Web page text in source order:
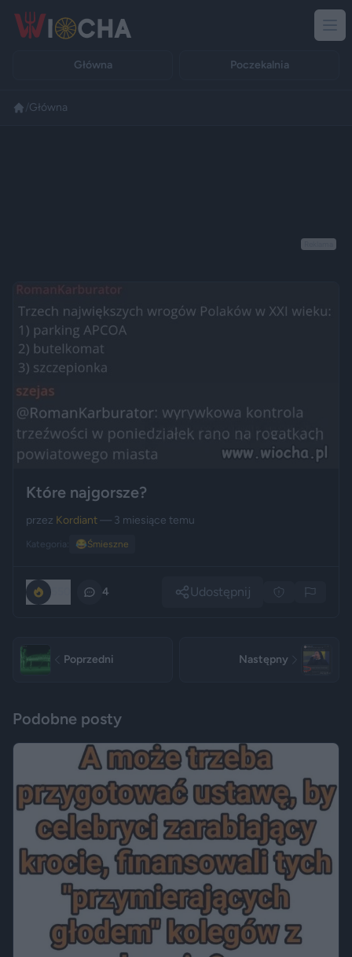
Główna Poczekalnia
Główna
Które najgorsze?
przez Kordiant— 3 miesiące temu
Kategoria: 😂Śmieszne
4 Udostępnij
Poprzedni Następny
Podobne posty